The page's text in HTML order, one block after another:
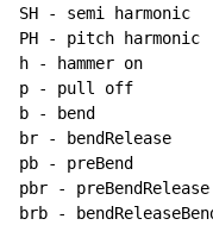
SH - semi harmonic
PH - pitch harmonic
h - hammer on
p - pull off
b - bend
br - bendRelease
pb - preBend
pbr - preBendRelease
brb -